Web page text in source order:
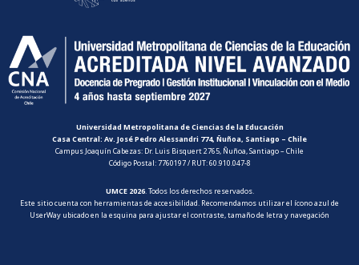
Universidad Metropolitana de Ciencias de la Educación
Casa Central: Av. José Pedro Alessandri 774, Ñuñoa, Santiago – Chile
Campus Joaquín Cabezas: Dr. Luis Bisquert 2765, Ñuñoa, Santiago – Chile
Código Postal: 7760197 / RUT: 60.910.047-8
UMCE 2026. Todos los derechos reservados.
Este sitio cuenta con herramientas de accesibilidad. Recomendamos utilizar el ícono azul de
UserWay ubicado en la esquina para ajustar el contraste, tamaño de letra y navegación